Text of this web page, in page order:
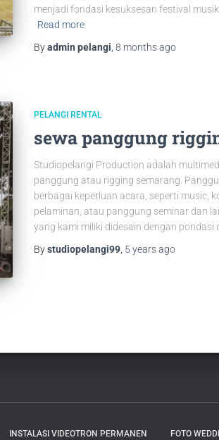
menjadi fondasi kesuksesan festival
Read more
Byadmin pelangi 8 monthsago
PELANGI RENTAL
sewa panggung
Studiopelangi Production adalah
panggung atau rigging semarang.
berbagai keperluan acara, seperti music,
pelaminan, atau panggung seminar dan
yang kami miliki didesain dengan pondasi
Bystudiopelangi99, 5 yearsago
INSTALASI VIDEOTRON PERMANEN FOTO